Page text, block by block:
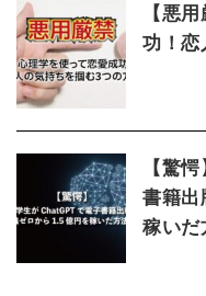
【悪
功！恋
【驚
書籍出
稼いだ